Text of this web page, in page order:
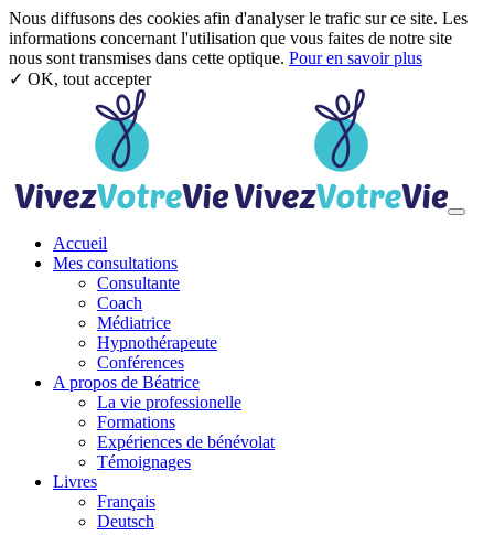
Nous diffusons des cookies afin d'analyser le trafic sur ce site. Les
informations concernant l'utilisation que vous faites de notre site
nous sont transmises dans cette optique. Pour en savoir plus
✓ OK, tout accepter
Aller au contenu principal
Accueil
Mes consultations
Consultante
Coach
Médiatrice
Hypnothérapeute
Conférences
A propos de Béatrice
La vie professionelle
Formations
Expériences de bénévolat
Témoignages
Livres
Français
Deutsch